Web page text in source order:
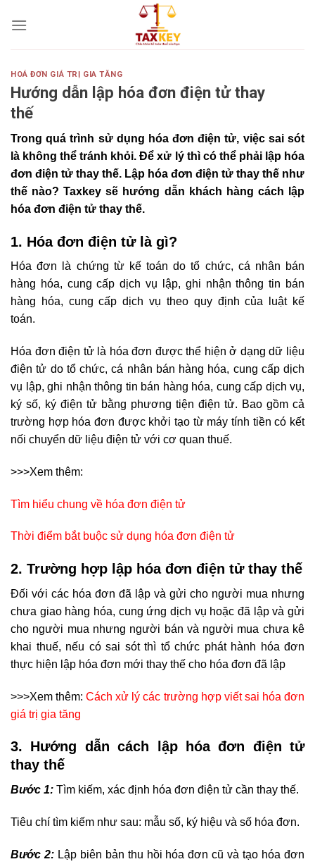
HOÁ ĐƠN GIÁ TRỊ GIA TĂNG
Hướng dẫn lập hóa đơn điện tử thay
thế
Trong quá trình sử dụng hóa đơn điện tử, việc sai sót
là không thể tránh khỏi. Để xử lý thì có thể phải lập hóa
đơn điện tử thay thế. Lập hóa đơn điện tử thay thế như
thế nào? Taxkey sẽ hướng dẫn khách hàng cách lập
hóa đơn điện tử thay thế.
1. Hóa đơn điện tử là gì?
Hóa đơn là chứng từ kế toán do tổ chức, cá nhân bán
hàng hóa, cung cấp dịch vụ lập, ghi nhận thông tin bán
hàng hóa, cung cấp dịch vụ theo quy định của luật kế
toán.
Hóa đơn điện tử là hóa đơn được thể hiện ở dạng dữ liệu
điện tử do tổ chức, cá nhân bán hàng hóa, cung cấp dịch
vụ lập, ghi nhận thông tin bán hàng hóa, cung cấp dịch vụ,
ký số, ký điện tử bằng phương tiện điện tử. Bao gồm cả
trường hợp hóa đơn được khởi tạo từ máy tính tiền có kết
nối chuyển dữ liệu điện tử với cơ quan thuế.
>>>Xem thêm:
Tìm hiểu chung về hóa đơn điện tử
Thời điểm bắt buộc sử dụng hóa đơn điện tử
2. Trường hợp lập hóa đơn điện tử thay thế
Đối với các hóa đơn đã lập và gửi cho người mua nhưng
chưa giao hàng hóa, cung ứng dịch vụ hoặc đã lập và gửi
cho người mua nhưng người bán và người mua chưa kê
khai thuế, nếu có sai sót thì tổ chức phát hành hóa đơn
thực hiện lập hóa đơn mới thay thế cho hóa đơn đã lập
>>>Xem thêm:Cách xử lý các trường hợp viết sai hóa đơn
giá trị gia tăng
3. Hướng dẫn cách lập hóa đơn điện tử
thay thế
Bước 1: Tìm kiếm, xác định hóa đơn điện tử cần thay thế.
Tiêu chí tìm kiếm như sau: mẫu số, ký hiệu và số hóa đơn.
Bước 2:Lập biên bản thu hồi hóa đơn cũ và tạo hóa đơn